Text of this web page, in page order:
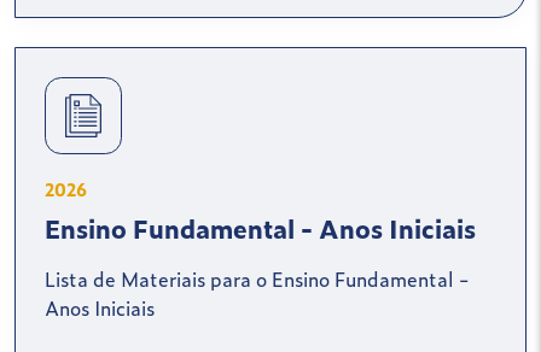
2026
Ensino Fundamental - Anos Iniciais
Lista de Materiais para o Ensino Fundamental -
Anos Iniciais